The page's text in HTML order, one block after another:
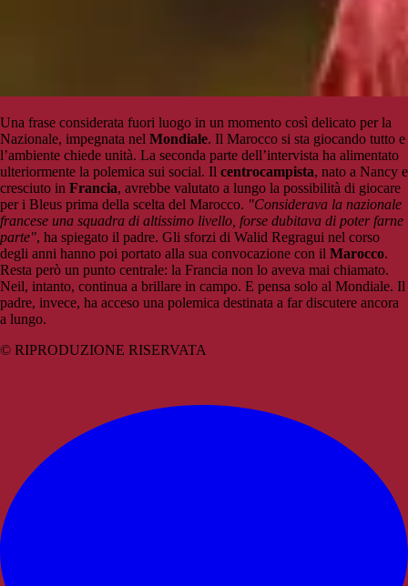
Una frase considerata fuori luogo in un momento così delicato per la
Nazionale, impegnata nel Mondiale. Il Marocco si sta giocando tutto e
l’ambiente chiede unità. La seconda parte dell’intervista ha alimentato
ulteriormente la polemica sui social. Il centrocampista, nato a Nancy e
cresciuto in Francia, avrebbe valutato a lungo la possibilità di giocare
per i Bleus prima della scelta del Marocco. "Considerava la nazionale
francese una squadra di altissimo livello, forse dubitava di poter farne
parte", ha spiegato il padre. Gli sforzi di Walid Regragui nel corso
degli anni hanno poi portato alla sua convocazione con il Marocco.
Resta però un punto centrale: la Francia non lo aveva mai chiamato.
Neil, intanto, continua a brillare in campo. E pensa solo al Mondiale. Il
padre, invece, ha acceso una polemica destinata a far discutere ancora
a lungo.
© RIPRODUZIONE RISERVATA